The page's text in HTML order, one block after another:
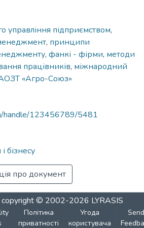
управління підприємством,
, принципи
, фанкі - фірми, методи
працівників, міжнародний
«Агро-Союз»
handle/123456789/5481
бізнесу
про документ
copyright © 2002-2026 LYRASIS
Політика
приватності
Угода
користувача
Send